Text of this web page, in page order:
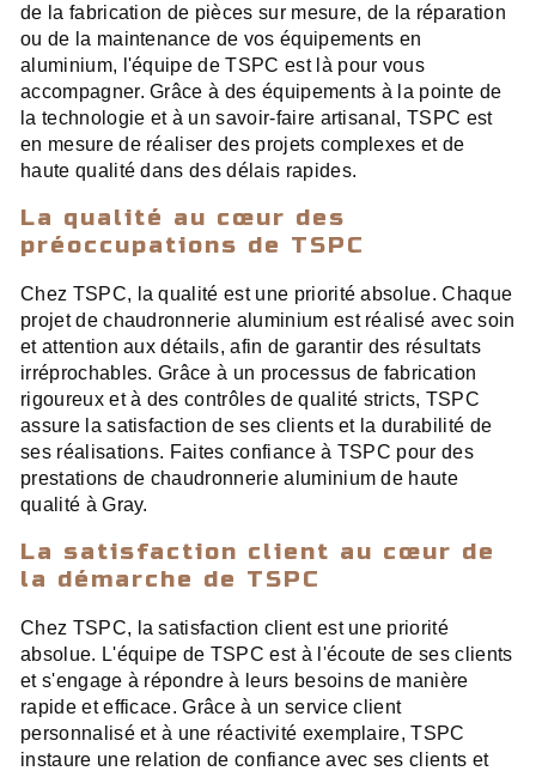
de la fabrication de pièces sur mesure, de la réparation
ou de la maintenance de vos équipements en
aluminium, l'équipe de TSPC est là pour vous
accompagner. Grâce à des équipements à la pointe de
la technologie et à un savoir-faire artisanal, TSPC est
en mesure de réaliser des projets complexes et de
haute qualité dans des délais rapides.
La qualité au cœur des
préoccupations de TSPC
Chez TSPC, la qualité est une priorité absolue. Chaque
projet de chaudronnerie aluminium est réalisé avec soin
et attention aux détails, afin de garantir des résultats
irréprochables. Grâce à un processus de fabrication
rigoureux et à des contrôles de qualité stricts, TSPC
assure la satisfaction de ses clients et la durabilité de
ses réalisations. Faites confiance à TSPC pour des
prestations de chaudronnerie aluminium de haute
qualité à Gray.
La satisfaction client au cœur de
la démarche de TSPC
Chez TSPC, la satisfaction client est une priorité
absolue. L'équipe de TSPC est à l'écoute de ses clients
et s'engage à répondre à leurs besoins de manière
rapide et efficace. Grâce à un service client
personnalisé et à une réactivité exemplaire, TSPC
instaure une relation de confiance avec ses clients et